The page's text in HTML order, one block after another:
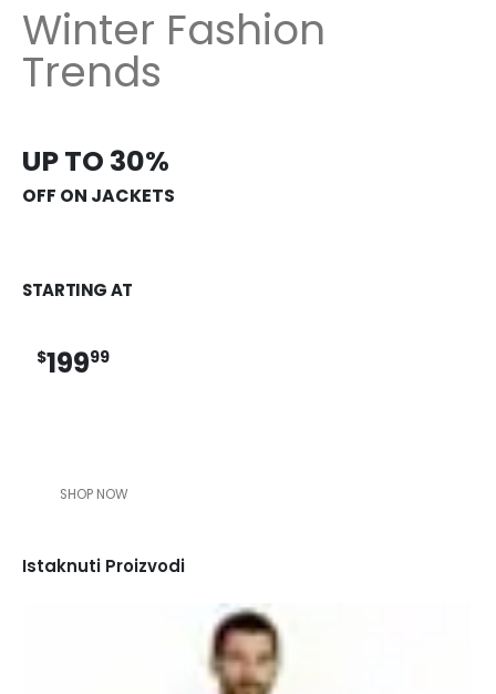
Winter Fashion
Trends
UP TO 30%
OFF ON JACKETS
STARTING AT
$19999
SHOP NOW
Istaknuti Proizvodi